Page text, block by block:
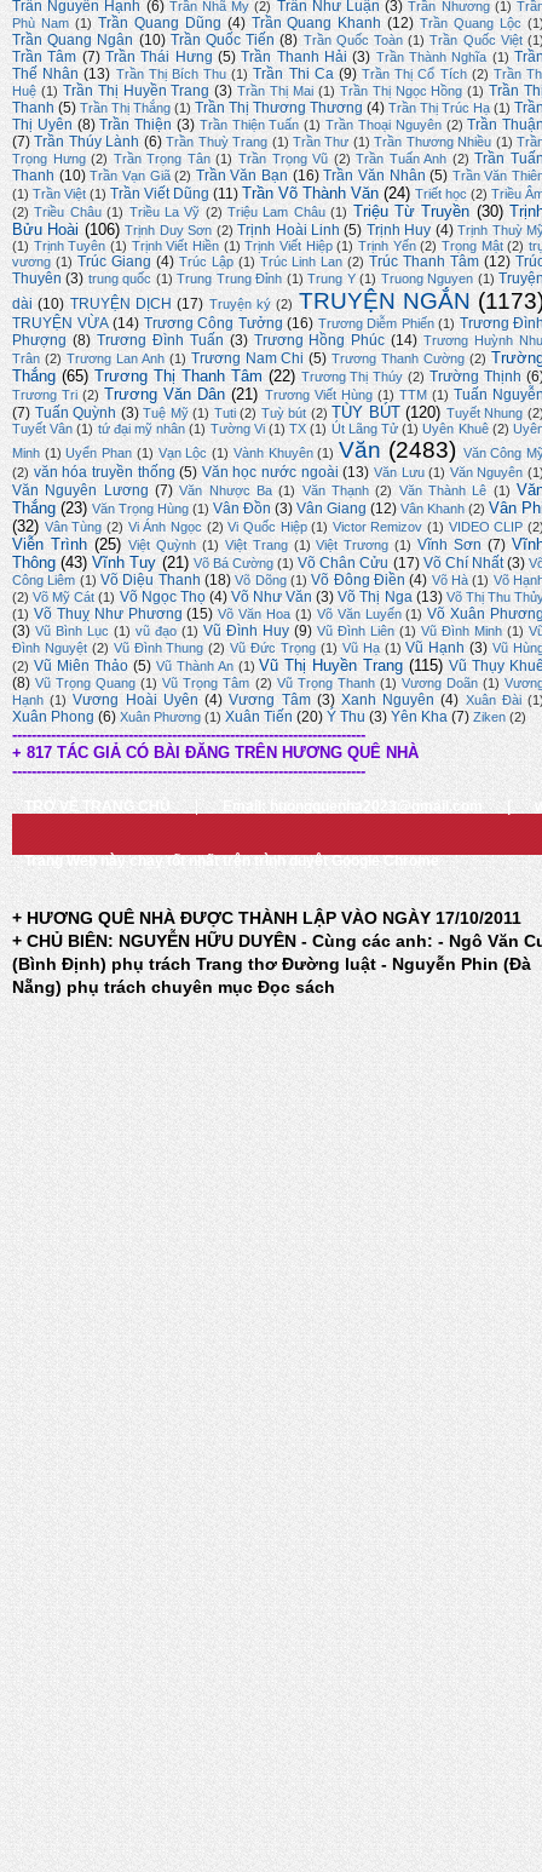
Trần Nguyên Hạnh (6) Trần Nhã My (2) Trần Như Luận (3) Trần Nhương (1)
Phù Nam (1) Trần Quang Dũng (4) Trần Quang Khanh (12) Trần Quang Lộc
Trần Quang Ngân (10) Trần Quốc Tiến (8) Trần Quốc Toàn (1) Trần Quốc Việt
Trần Tâm (7) Trần Thái Hưng (5) Trần Thanh Hải (3) Trần Thành Nghĩa (1)
Thế Nhân (13) Trần Thị Bích Thu (1) Trần Thi Ca (9) Trần Thị Cổ Tích (2) Trần
Huệ (1) Trần Thị Huyền Trang (3) Trần Thị Mai (1) Trần Thị Ngọc Hồng (1) Trần
Thanh (5) Trần Thị Thắng (1) Trần Thị Thương Thương (4) Trần Thị Trúc Hạ (1)
Thị Uyên (8) Trần Thiện (3) Trần Thiện Tuấn (1) Trần Thoại Nguyên (2) Trần
(7) Trần Thúy Lành (6) Trần Thuỳ Trang (1) Trần Thư (1) Trần Thương Nhiều (1)
Trọng Hưng (2) Trần Trọng Tân (1) Trần Trọng Vũ (2) Trần Tuấn Anh (2) Trần
Thanh (10) Trần Vạn Giã (2) Trần Văn Bạn (16) Trần Văn Nhân (5) Trần Văn
(1) Trần Việt (1) Trần Viết Dũng (11) Trần Võ Thành Văn (24) Triết học (2) Triều
(2) Triều Châu (1) Triều La Vỹ (2) Triệu Lam Châu (1) Triệu Từ Truyền (30)
Bửu Hoài (106) Trịnh Duy Sơn (2) Trịnh Hoài Linh (5) Trịnh Huy (4) Trịnh Thuỳ
(1) Trịnh Tuyên (1) Trịnh Viết Hiền (1) Trịnh Viết Hiệp (1) Trịnh Yến (2) Trọng Mật (2)
vương (1) Trúc Giang (4) Trúc Lập (1) Trúc Linh Lan (2) Trúc Thanh Tâm (12)
Thuyên (3) trung quốc (1) Trung Trung Đỉnh (1) Trung Y (1) Truong Nguyen (1)
dài (10) TRUYỆN DỊCH (17) Truyện ký (2) TRUYỆN NGẮN
TRUYỆN VỪA (14) Trương Công Tưởng (16) Trương Diễm Phiến (1) Trương
Phượng (8) Trương Đình Tuấn (3) Trương Hồng Phúc (14) Trương Huỳnh
Trân (2) Trương Lan Anh (1) Trương Nam Chi (5) Trương Thanh Cường (2)
Thắng (65) Trương Thị Thanh Tâm (22) Trương Thị Thúy (2) Trường Thịnh
Trương Tri (2) Trương Văn Dân (21) Trương Viết Hùng (1) TTM (1) Tuấn
(7) Tuấn Quỳnh (3) Tuệ Mỹ (1) Tuti (2) Tuỳ bút (2) TÙY BÚT (120) Tuyết Nhung
Tuyết Vân (1) tứ đại mỹ nhân (1) Tường Vi (1) TX (1) Út Lãng Tử (1) Uyên Khuê (2)
Minh (1) Uyển Phan (1) Vạn Lộc (1) Vành Khuyên (1) Văn (2483) Văn Công
(2) văn hóa truyền thống (5) Văn học nước ngoài (13) Văn Lưu (1) Văn Nguyên
Văn Nguyên Lương (7) Văn Nhược Ba (1) Văn Thạnh (2) Văn Thành Lê (1)
Thắng (23) Văn Trọng Hùng (1) Vân Đồn (3) Vân Giang (12) Vân Khanh (2) Vân
(32) Vân Tùng (2) Vi Ánh Ngọc (2) Vi Quốc Hiệp (1) Victor Remizov (1) VIDEO CLIP
Viễn Trình (25) Việt Quỳnh (1) Việt Trang (1) Việt Trương (1) Vĩnh Sơn (7)
Thông (43) Vĩnh Tuy (21) Võ Bá Cường (1) Võ Chân Cửu (17) Võ Chí Nhất (3)
Công Liêm (1) Võ Diệu Thanh (18) Võ Dõng (1) Võ Đông Điền (4) Võ Hà (1) Võ
(2) Võ Mỹ Cát (1) Võ Ngọc Thọ (4) Võ Như Văn (3) Võ Thị Nga (13) Võ Thị Thu
(1) Võ Thuỵ Như Phương (15) Võ Văn Hoa (1) Võ Văn Luyến (1) Võ Xuân
(3) Vũ Bình Lục (1) vũ đạo (1) Vũ Đình Huy (9) Vũ Đình Liên (1) Vũ Đình Minh (1)
Đình Nguyệt (2) Vũ Đình Thung (2) Vũ Đức Trọng (1) Vũ Hạ (1) Vũ Hạnh (3) Vũ
(2) Vũ Miên Thảo (5) Vũ Thành An (1) Vũ Thị Huyền Trang (115) Vũ Thụy
(8) Vũ Trọng Quang (1) Vũ Trọng Tâm (2) Vũ Trọng Thanh (1) Vương Doãn (1)
Hạnh (1) Vương Hoài Uyên (4) Vương Tâm (3) Xanh Nguyên (4) Xuân Đài
Xuân Phong (6) Xuân Phương (1) Xuân Tiến (20) Ý Thu (3) Yên Kha (7) Ziken (2)
-------------------------------------------------------------------------
+ 817 TÁC GIẢ CÓ BÀI ĐĂNG TRÊN HƯƠNG QUÊ NHÀ
-------------------------------------------------------------------------
TRỞ VỀ TRANG CHỦ Email: huongquenha2023@gmail.com
Trang Web này chạy tốt nhất trên trình duyệt Google Chrome
+ HƯƠNG QUÊ NHÀ ĐƯỢC THÀNH LẬP VÀO NGÀY 17/10/2011
+ CHỦ BIÊN: NGUYỄN HỮU DUYÊN - Cùng các anh: - Ngô Văn
(Bình Định) phụ trách Trang thơ Đường luật - Nguyễn Phin (Đà
Nẵng) phụ trách chuyên mục Đọc sách